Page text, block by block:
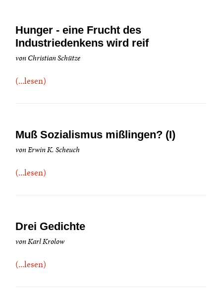
Hunger - eine Frucht des
Industriedenkens wird reif
von Christian Schütze
(...lesen)
Muß Sozialismus mißlingen? (I)
von Erwin K. Scheuch
(...lesen)
Drei Gedichte
von Karl Krolow
(...lesen)